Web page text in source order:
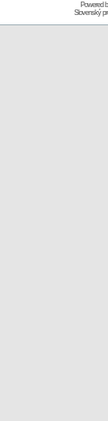
Powered
Slovenský